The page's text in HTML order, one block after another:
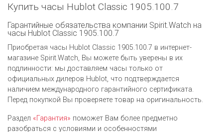
Купить часы Hublot Classic 1905.100.7
Гарантийные обязательства компании Spirit.Watch на
часы Hublot Classic 1905.100.7
Приобретая часы Hublot Classic 1905.100.7 в интернет-
магазине Spirit.Watch, Вы можете быть уверены в их
подлинности: мы доставляем часы только от
официальных дилеров Hublot, что подтверждается
наличием международного гарантийного сертификата.
Перед покупкой Вы проверяете товар на оригинальность.
Раздел «Гарантия» поможет Вам более предметно
разобраться с условиями и особенностями